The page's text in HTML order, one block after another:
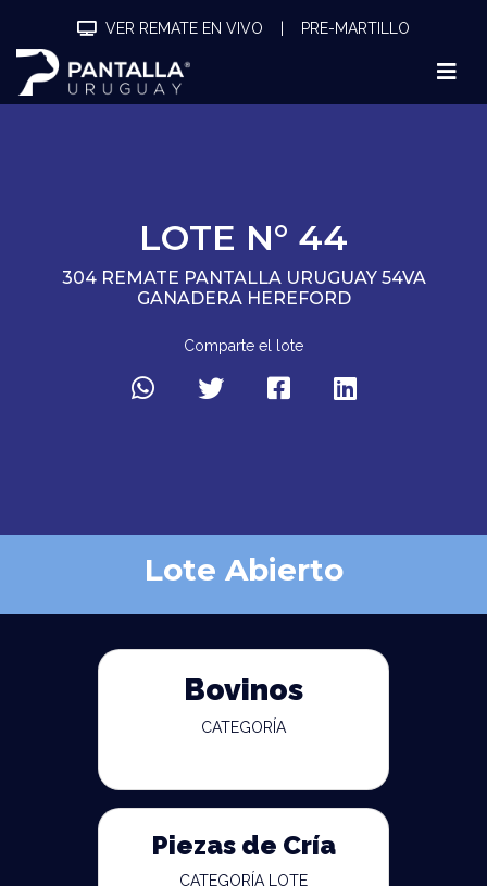
VER REMATE EN VIVO PRE-MARTILLO
LOTE N° 44
304 REMATE PANTALLA URUGUAY 54VA
GANADERA HEREFORD
Comparte el lote
Lote Abierto
Bovinos
CATEGORÍA
Piezas de Cría
CATEGORÍA LOTE